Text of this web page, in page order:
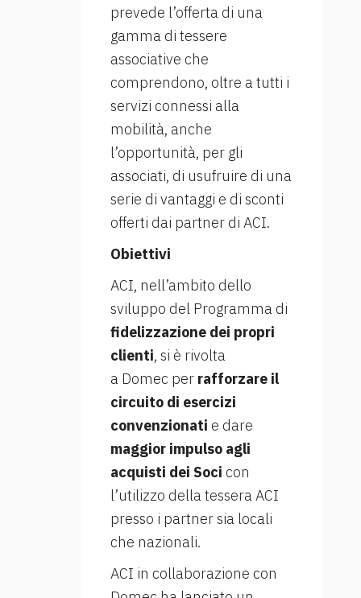
prevede l’offerta di una
gamma di tessere
associative che
comprendono, oltre a tutti i
servizi connessi alla
mobilità, anche
l’opportunità, per gli
associati, di usufruire di una
serie di vantaggi e di sconti
offerti dai partner di ACI.
Obiettivi
ACI, nell’ambito dello
sviluppo del Programma di
fidelizzazione dei propri
clienti, si è rivolta
a Domec per rafforzare il
circuito di esercizi
convenzionati e dare
maggior impulso agli
acquisti dei Soci con
l’utilizzo della tessera ACI
presso i partner sia locali
che nazionali.
ACI in collaborazione con